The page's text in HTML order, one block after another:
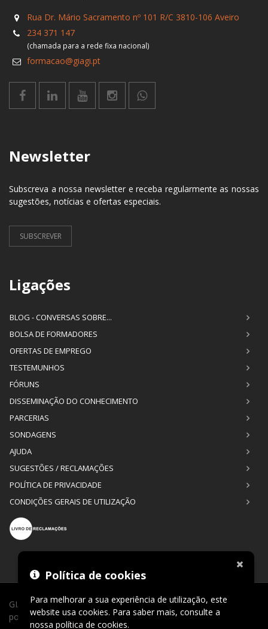
Rua Dr. Mário Sacramento nº 101 R/C 3810-106 Aveiro
234 371 147
(chamada para a rede fixa nacional)
formacao@giagi.pt
Newsletter
Subscreva a nossa newsletter e receba regularmente as nossas
sugestões, notícias e ofertas especiais.
SUBSCREVER
Ligações
BLOG - CONVERSAS SOBRE...
BOLSA DE FORMADORES
OFERTAS DE EMPREGO
TESTEMUNHOS
FÓRUNS
DISSEMINAÇÃO DO CONHECIMENTO
PARCERIAS
SONDAGENS
AJUDA
SUGESTÕES / RECLAMAÇÕES
POLÍTICA DE PRIVACIDADE
CONDIÇÕES GERAIS DE UTILIZAÇÃO
GIAGI © 2026. Todos os direitos reservados. Desenvolvimento
por
CLIC24®
Política de cookies
Para melhorar a sua experiência de utilização, este
website usa cookies. Para saber mais, consulte a
nossa política de cookies.